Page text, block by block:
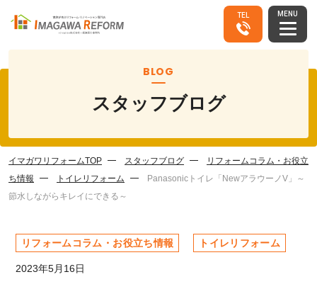
TEL MENU
BLOG
スタッフブログ
イマガワリフォームTOP スタッフブログ
リフォームコラム・お役立
ち情報
トイレリフォーム
Panasonicトイレ「NewアラウーノV」～
節水しながらキレイにできる～
リフォームコラム・お役立ち情報 トイレリフォーム
2023年5月16日